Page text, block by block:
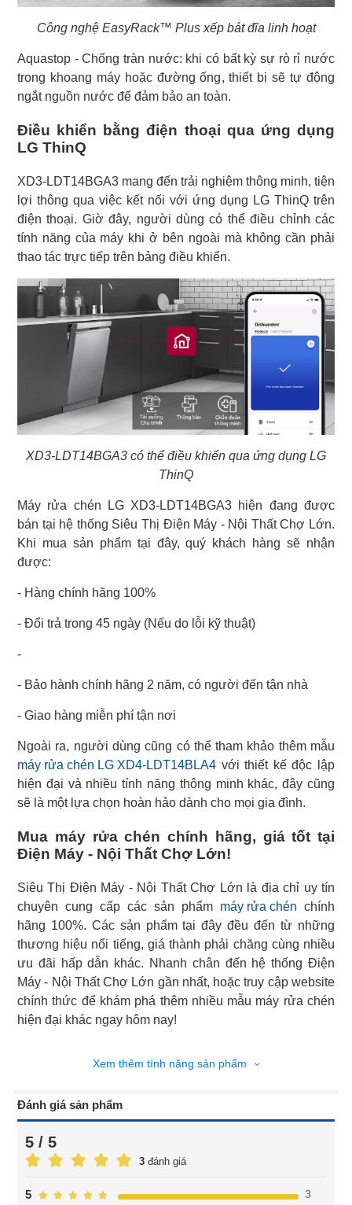
Công nghệ EasyRack™ Plus xếp bát đĩa linh hoạt
Aquastop - Chống tràn nước: khi có bất kỳ sự rò rỉ nước
trong khoang máy hoặc đường ống, thiết bị sẽ tự động
ngắt nguồn nước để đảm bảo an toàn.
Điều khiển bằng điện thoại qua ứng dụng
LG ThinQ
XD3-LDT14BGA3 mang đến trải nghiệm thông minh, tiện
lợi thông qua việc kết nối với ứng dụng LG ThinQ trên
điện thoại. Giờ đây, người dùng có thể điều chỉnh các
tính năng của máy khi ở bên ngoài mà không cần phải
thao tác trực tiếp trên bảng điều khiển.
XD3-LDT14BGA3 có thể điều khiển qua ứng dụng LG
ThinQ
Máy rửa chén LG XD3-LDT14BGA3 hiện đang được
bán tại hệ thống Siêu Thị Điện Máy - Nội Thất Chợ Lớn.
Khi mua sản phẩm tại đây, quý khách hàng sẽ nhận
được:
- Hàng chính hãng 100%
- Đổi trả trong 45 ngày (Nếu do lỗi kỹ thuật)
-
- Bảo hành chính hãng 2 năm, có người đến tận nhà
- Giao hàng miễn phí tận nơi
máy rửa chén LG XD4-LDT14BLA4 với thiết kế độc lập
hiện đại và nhiều tính năng thông minh khác, đây cũng
sẽ là một lựa chọn hoàn hảo dành cho mọi gia đình.
Mua máy rửa chén chính hãng, giá tốt tại
Điện Máy - Nội Thất Chợ Lớn!
Siêu Thị Điện Máy - Nội Thất Chợ Lớn là địa chỉ uy tín
chuyên cung cấp các sản phẩm máy rửa chén chính
hãng 100%. Các sản phẩm tại đây đều đến từ những
thương hiệu nổi tiếng, giá thành phải chăng cùng nhiều
ưu đãi hấp dẫn khác. Nhanh chân đến hệ thống Điện
Máy - Nội Thất Chợ Lớn gần nhất, hoặc truy cập website
chính thức để khám phá thêm nhiều mẫu máy rửa chén
hiện đại khác ngay hôm nay!
Xem thêm tính năng sản phẩm
Đánh giá sản phẩm
5 / 5
3 đánh giá
5 3